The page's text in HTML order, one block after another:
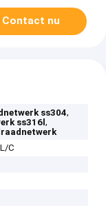
Contact nu
ss304,
ss316l,
C